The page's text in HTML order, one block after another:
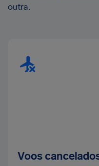
outra.
Voos